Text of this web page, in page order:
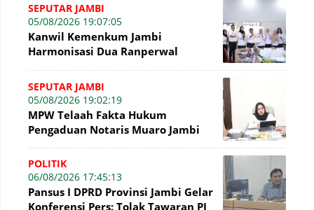
SEPUTAR JAMBI
05/08/2026 19:07:05
Kanwil Kemenkum Jambi
Harmonisasi Dua Ranperwal
SEPUTAR JAMBI
05/08/2026 19:02:19
MPW Telaah Fakta Hukum
Pengaduan Notaris Muaro Jambi
POLITIK
06/08/2026 17:45:13
Pansus I DPRD Provinsi Jambi Gelar
Konferensi Pers: Tolak Tawaran PI